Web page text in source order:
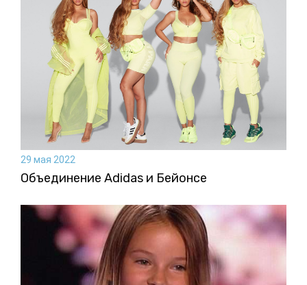
29 мая 2022
Объединение Adidas и Бейонсе